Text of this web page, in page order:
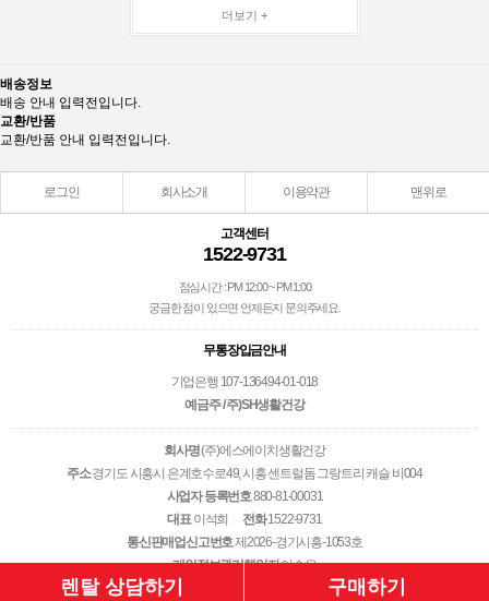
더보기 +
배송정보
배송 안내 입력전입니다.
교환/반품
교환/반품 안내 입력전입니다.
로그인 회사소개 이용약관 맨위로
고객센터
1522-9731
점심시간 : PM 12:00 ~ PM 1:00
궁금한 점이 있으면 언제든지 문의주세요.
무통장입금안내
기업은행 107-136494-01-018
예금주 / 주)SH생활건강
회사명(주)에스에이치생활건강
주소경기도 시흥시 은계호수로49, 시흥 센트럴돔 그랑트리 캐슬 비004
사업자 등록번호880-81-00031
대표 이석희 전화1522-9731
통신판매업신고번호제2026-경기시흥-1053호
개인정보관리책임자이승우
Copyright © 2001-2013 (주)에스에이치생활건강. All Rights Reserved.